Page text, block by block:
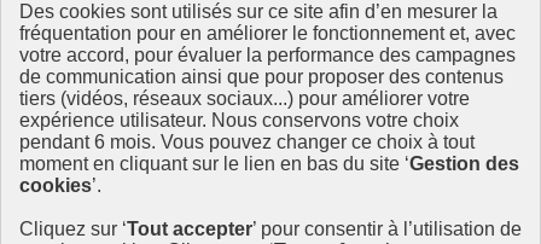
République
Française
Le portail est conçu pour être le point d'accès national à la
déclaration et au dépôt des contrats climat communications
commerciales et transition écologique. Il s'agit d'un site
gouvernemental, produit par le Commissariat général au
développement durable (CGDD), direction du ministère de la
Des cookies sont utilisés sur ce site afin d’en mesurer la
fréquentation pour en améliorer le fonctionnement et, avec
votre accord, pour évaluer la performance des campagnes
de communication ainsi que pour proposer des contenus
tiers (vidéos, réseaux sociaux...) pour améliorer votre
expérience utilisateur. Nous conservons votre choix
pendant 6 mois. Vous pouvez changer ce choix à tout
moment en cliquant sur le lien en bas du site ‘Gestion des
cookies’.
Cliquez sur ‘Tout accepter’ pour consentir à l’utilisation de